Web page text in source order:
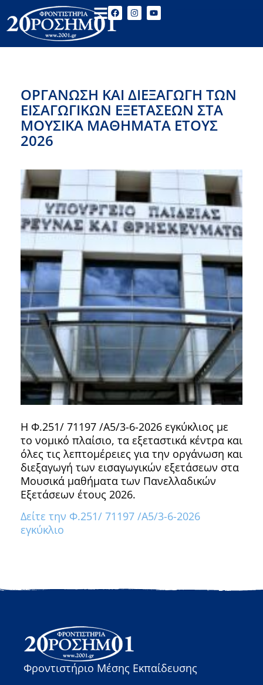
ΟΡΓΆΝΩΣΗ ΚΑΙ ΔΙΕΞΑΓΩΓΉ ΤΩΝ
ΕΙΣΑΓΩΓΙΚΏΝ ΕΞΕΤΆΣΕΩΝ ΣΤΑ
ΜΟΥΣΙΚΆ ΜΑΘΉΜΑΤΑ ΈΤΟΥΣ
2026
Η Φ.251/ 71197 /Α5/3-6-2026 εγκύκλιος με
το νομικό πλαίσιο, τα εξεταστικά κέντρα και
όλες τις λεπτομέρειες για την οργάνωση και
διεξαγωγή των εισαγωγικών εξετάσεων στα
Μουσικά μαθήματα των Πανελλαδικών
Εξετάσεων έτους 2026.
Δείτε την Φ.251/ 71197 /Α5/3-6-2026
εγκύκλιο
Φροντιστήριο Μέσης Εκπαίδευσης